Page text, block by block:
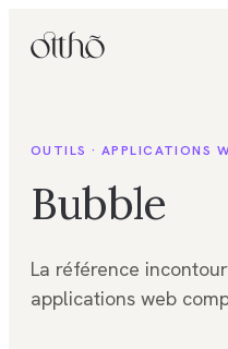
OUTILS · APPLICATIONS
Bubble
La référence
applications web